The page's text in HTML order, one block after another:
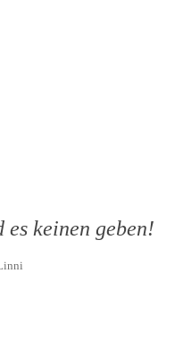
keinen geben!